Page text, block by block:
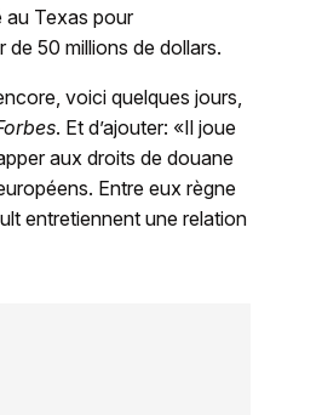
au Texas pour
de 50 millions de dollars.
voici quelques jours,
. Et d’ajouter: «Il joue
aux droits de douane
Entre eux règne
entretiennent une relation